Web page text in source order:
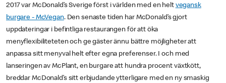
2017 var McDonald’s Sverige först i världen med en helt vegansk
burgare - McVegan. Den senaste tiden har McDonald’s gjort
uppdateringar i befintliga restaurangen för att öka
menyflexibiliteteten och ge gäster ännu bättre möjligheter att
anpassa sitt menyval helt efter egna preferenser. I och med
lanseringen av McPlant, en burgare att hundra procent växtkött,
breddar McDonald’s sitt erbjudande ytterligare med en ny smaskig